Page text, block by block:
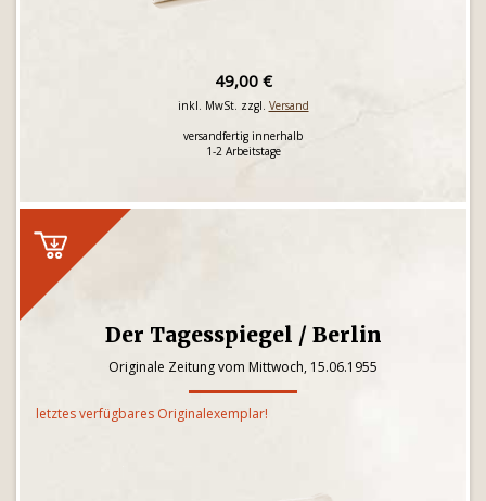
49,00 €
inkl. MwSt. zzgl. Versand
versandfertig innerhalb
1-2 Arbeitstage
Der Tagesspiegel / Berlin
Originale Zeitung vom Mittwoch, 15.06.1955
letztes verfügbares Originalexemplar!